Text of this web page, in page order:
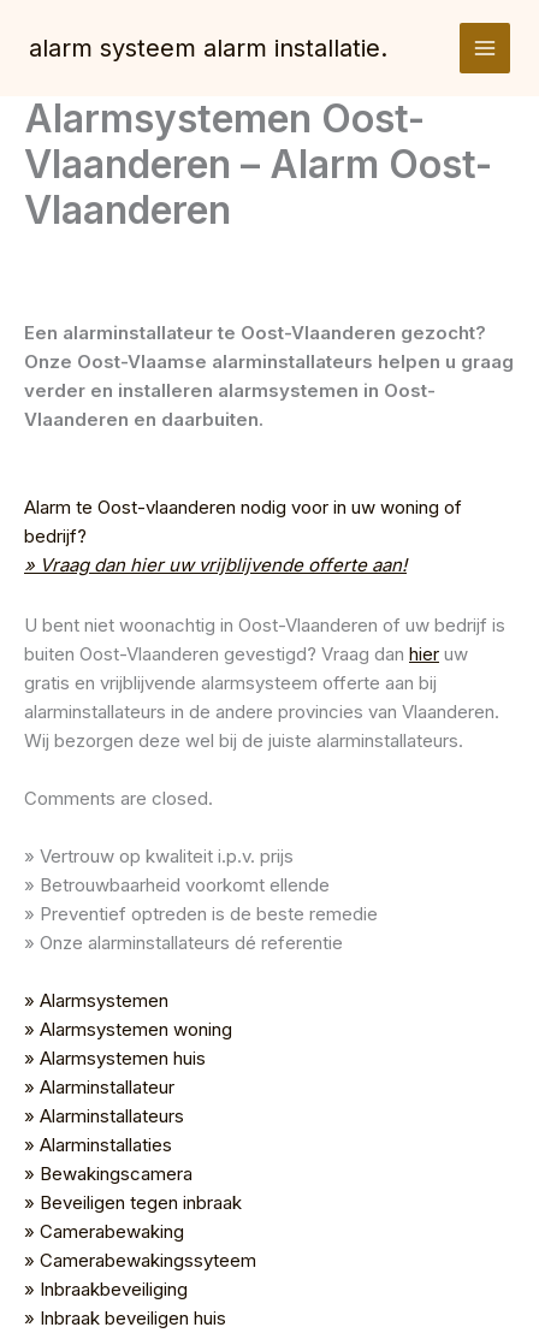
naar
inhoud
alarm systeem alarm installatie.
Alarmsystemen Oost-
Vlaanderen – Alarm Oost-
Vlaanderen
Een alarminstallateur te Oost-Vlaanderen gezocht?
Onze Oost-Vlaamse alarminstallateurs helpen u graag
verder en installeren alarmsystemen in Oost-
Vlaanderen en daarbuiten.
Alarm te Oost-vlaanderen nodig voor in uw woning of
bedrijf?
» Vraag dan hier uw vrijblijvende offerte aan!
U bent niet woonachtig in Oost-Vlaanderen of uw bedrijf is
buiten Oost-Vlaanderen gevestigd? Vraag dan hier uw
gratis en vrijblijvende alarmsysteem offerte aan bij
alarminstallateurs in de andere provincies van Vlaanderen.
Wij bezorgen deze wel bij de juiste alarminstallateurs.
Comments are closed.
» Vertrouw op kwaliteit i.p.v. prijs
» Betrouwbaarheid voorkomt ellende
» Preventief optreden is de beste remedie
» Onze alarminstallateurs dé referentie
» Alarmsystemen
» Alarmsystemen woning
» Alarmsystemen huis
» Alarminstallateur
» Alarminstallateurs
» Alarminstallaties
» Bewakingscamera
» Beveiligen tegen inbraak
» Camerabewaking
» Camerabewakingssyteem
» Inbraakbeveiliging
» Inbraak beveiligen huis